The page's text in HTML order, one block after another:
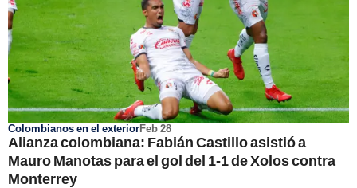
Colombianos en el exteriorFeb 28
Alianza colombiana: Fabián Castillo asistió a
Mauro Manotas para el gol del 1-1 de Xolos contra
Monterrey